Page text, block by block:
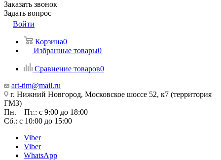
Заказать звонок
Задать вопрос
Войти
Корзина0
Избранные товары0
Сравнение товаров0
art-tim@mail.ru
г. Нижний Новгород, Московское шоссе 52, к7 (территория
ГМЗ)
Пн. – Пт.: с 9:00 до 18:00
Сб.: с 10:00 до 15:00
Viber
Viber
WhatsApp